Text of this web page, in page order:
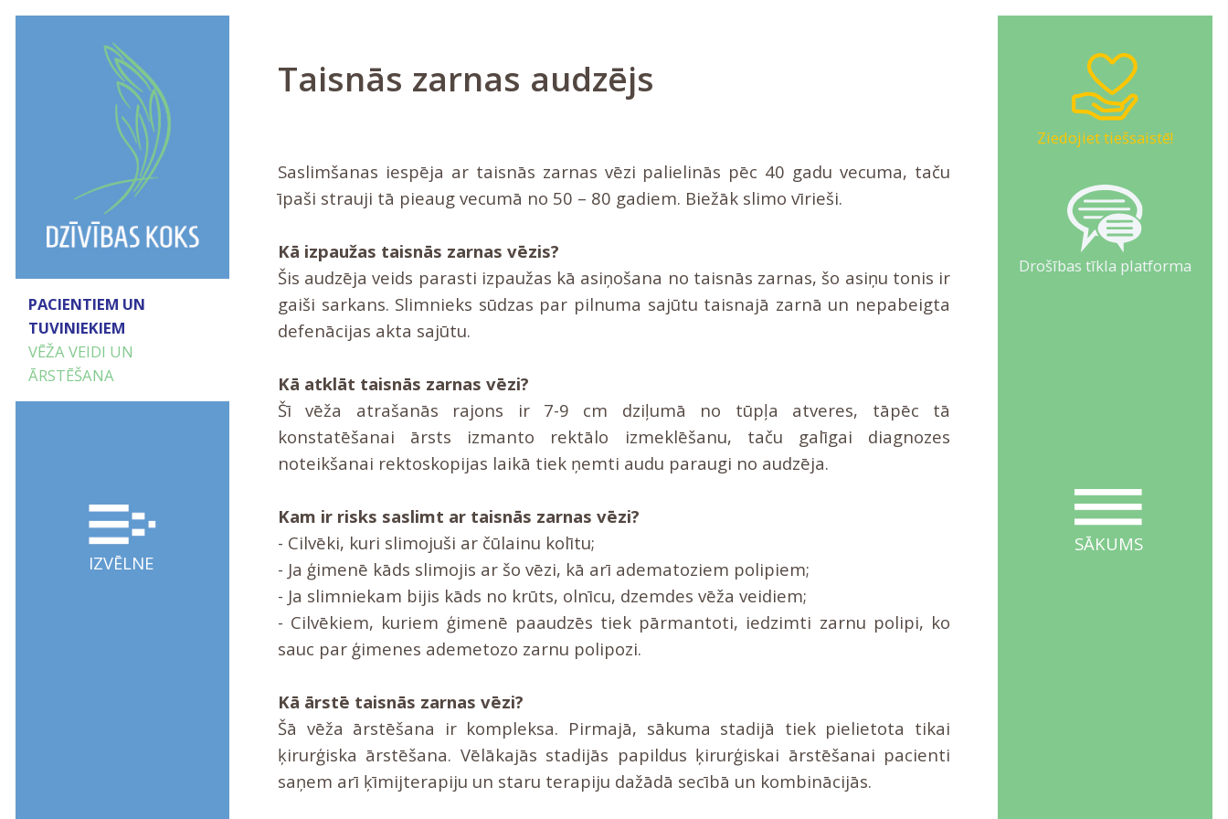
Ziedojiet tiešsaistē!
Drošības tīkla platforma
SĀKUMS
PACIENTIEM UN
TUVINIEKIEM
VĒŽA VEIDI UN
ĀRSTĒŠANA
IZVĒLNE
Taisnās zarnas audzējs
Saslimšanas iespēja ar taisnās zarnas vēzi palielinās pēc 40 gadu vecuma, taču
īpaši strauji tā pieaug vecumā no 50 – 80 gadiem. Biežāk slimo vīrieši.
Kā izpaužas taisnās zarnas vēzis?
Šis audzēja veids parasti izpaužas kā asiņošana no taisnās zarnas, šo asiņu tonis ir
gaiši sarkans. Slimnieks sūdzas par pilnuma sajūtu taisnajā zarnā un nepabeigta
defenācijas akta sajūtu.
Kā atklāt taisnās zarnas vēzi?
Šī vēža atrašanās rajons ir 7-9 cm dziļumā no tūpļa atveres, tāpēc tā
konstatēšanai ārsts izmanto rektālo izmeklēšanu, taču galīgai diagnozes
noteikšanai rektoskopijas laikā tiek ņemti audu paraugi no audzēja.
Kam ir risks saslimt ar taisnās zarnas vēzi?
- Cilvēki, kuri slimojuši ar čūlainu kolītu;
- Ja ģimenē kāds slimojis ar šo vēzi, kā arī adematoziem polipiem;
- Ja slimniekam bijis kāds no krūts, olnīcu, dzemdes vēža veidiem;
- Cilvēkiem, kuriem ģimenē paaudzēs tiek pārmantoti, iedzimti zarnu polipi, ko
sauc par ģimenes ademetozo zarnu polipozi.
Kā ārstē taisnās zarnas vēzi?
Šā vēža ārstēšana ir kompleksa. Pirmajā, sākuma stadijā tiek pielietota tikai
ķirurģiska ārstēšana. Vēlākajās stadijās papildus ķirurģiskai ārstēšanai pacienti
saņem arī ķīmijterapiju un staru terapiju dažādā secībā un kombinācijās.